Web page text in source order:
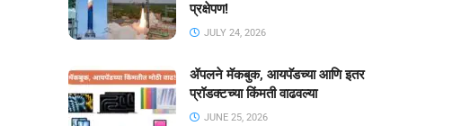
प्रक्षेपण!
JULY 24, 2026
ॲपलने मॅकबुक, आयपॅडच्या आणि इतर
प्रॉडक्टच्या किंमती वाढवल्या
JUNE 25, 2026